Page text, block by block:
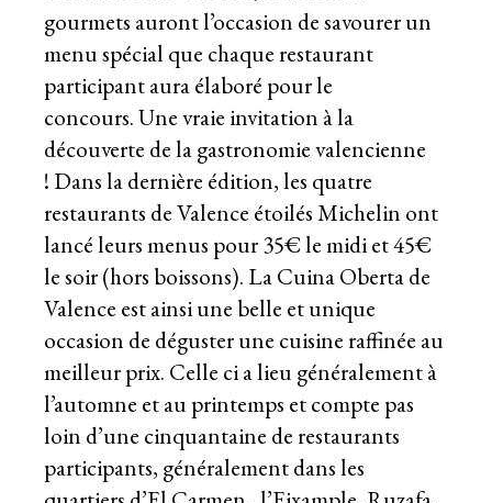
gourmets auront l’occasion de savourer un
menu spécial que chaque restaurant
participant aura élaboré pour le
concours. Une vraie invitation à la
découverte de la gastronomie valencienne
! Dans la dernière édition, les quatre
restaurants de Valence étoilés Michelin ont
lancé leurs menus pour 35€ le midi et 45€
le soir (hors boissons). La Cuina Oberta de
Valence est ainsi une belle et unique
occasion de déguster une cuisine raffinée au
meilleur prix. Celle ci a lieu généralement à
l’automne et au printemps et compte pas
loin d’une cinquantaine de restaurants
participants, généralement dans les